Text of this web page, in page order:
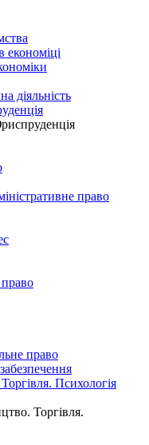
економіці
діяльність
право
право
Психологія
Торгівля.